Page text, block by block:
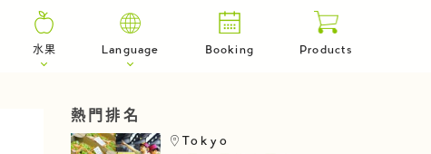
水果 Language Booking Products
熱門排名
Tokyo